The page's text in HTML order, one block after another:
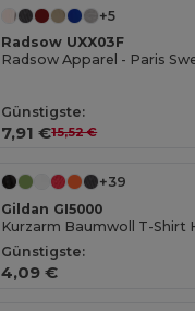
+5
Radsow UXX03F
Radsow Apparel - Paris
Günstigste:
7,91 €15,52 €
+39
Gildan GI5000
Kurzarm Baumwoll T-Shirt
Günstigste:
4,09 €